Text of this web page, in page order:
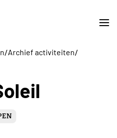
/Archief activiteiten/